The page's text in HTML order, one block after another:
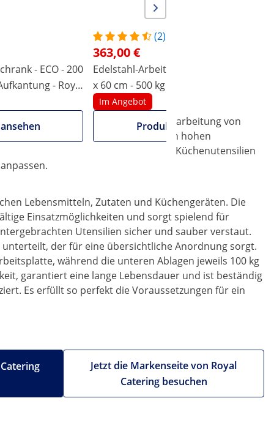
- ECO - 200
- Royal
(2)
363,00 €
Edelstahl-Arbeitsschrank - ECO - 200
x 60 cm - 500 kg - Royal Catering
Im Angebot
Produkt ansehen
hygienischen Umgang bei der Verarbeitung von
Küche und entspricht speziell den hohen
den einfachen Austausch von Küchenutensilien
Lebensmitteln, Zutaten und Küchengeräten. Die
Einsatzmöglichkeiten und sorgt spielend für
Utensilien sicher und sauber verstaut.
der für eine übersichtliche Anordnung sorgt.
während die unteren Ablagen jeweils 100 kg
garantiert eine lange Lebensdauer und ist beständig
Es erfüllt so perfekt die Voraussetzungen für ein
Jetzt die Markenseite von Royal
Catering besuchen